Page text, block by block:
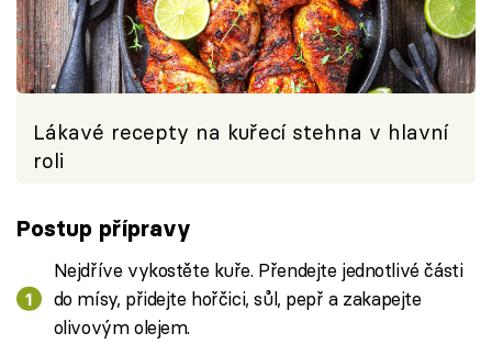
Lákavé recepty na kuřecí stehna v hlavní
roli
Postup přípravy
Nejdříve vykostěte kuře. Přendejte jednotlivé části
do mísy, přidejte hořčici, sůl, pepř a zakapejte
olivovým olejem.